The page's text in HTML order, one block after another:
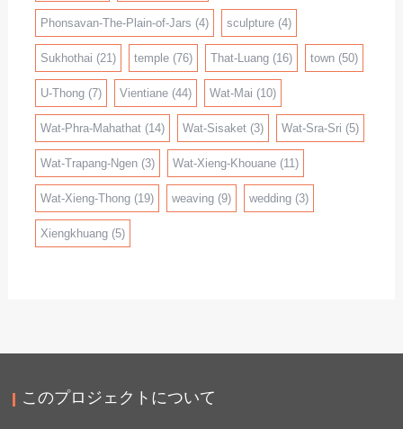
Phonsavan-The-Plain-of-Jars (4) sculpture (4)
Sukhothai (21) temple (76) That-Luang (16) town (50)
U-Thong (7) Vientiane (44) Wat-Mai (10)
Wat-Phra-Mahathat (14) Wat-Sisaket (3) Wat-Sra-Sri (5)
Wat-Trapang-Ngen (3) Wat-Xieng-Khouane (11)
Wat-Xieng-Thong (19) weaving (9) wedding (3)
Xiengkhuang (5)
このプロジェクトについて